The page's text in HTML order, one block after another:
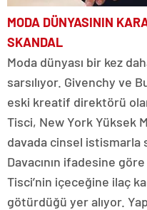
MODA DÜNYASININ
SKANDAL
Moda dünyası bir kez
sarsılıyor. Givenchy ve
eski kreatif direktörü
Tisci, New York Yüksek
davada cinsel istismarla
Davacının ifadesine
Tisci’nin içeceğine ilaç
götürdüğü yer alıyor.